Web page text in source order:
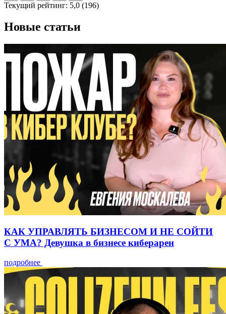
Текущий рейтинг: 5,0 (196)
Новые статьи
КАК УПРАВЛЯТЬ БИЗНЕСОМ И НЕ СОЙТИ
С УМА? Девушка в бизнесе киберарен
подробнее